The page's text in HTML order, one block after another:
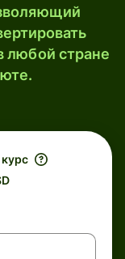
любой стране